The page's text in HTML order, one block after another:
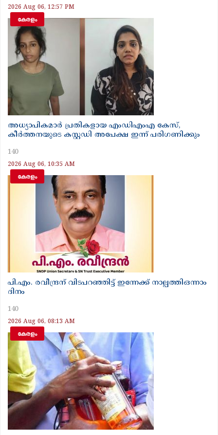
2026 Aug 06, 12:57 PM
കേരളം
അധ്യാപികമാർ പ്രതികളായ എംഡിഎംഎ കേസ്,
കീർത്തനയുടെ കസ്റ്റഡി അപേക്ഷ ഇന്ന് പരിഗണിക്കും
140
2026 Aug 06, 10:35 AM
കേരളം
പി.എം. രവീന്ദ്രന് വിടപറഞ്ഞിട്ട് ഇന്നേക്ക് നാല്പത്തിഒന്നാം
ദിനം
140
2026 Aug 06, 08:13 AM
കേരളം